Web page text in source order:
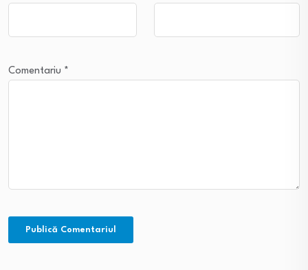
Comentariu *